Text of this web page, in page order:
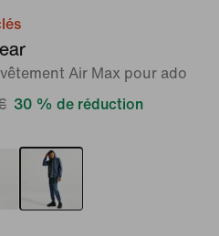
Air Max pour ado
30 % de réduction